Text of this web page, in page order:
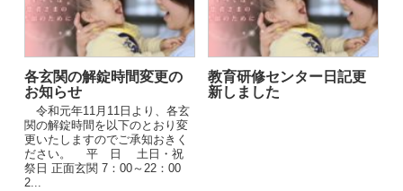
各玄関の解錠時間変更の
お知らせ
令和元年11月11日より、各玄
関の解錠時間を以下のとおり変
更いたしますのでご承知おきく
ださい。 平 日 土日・祝
祭日 正面玄関 7：00～22：00
2...
教育研修センター日記更
新しました